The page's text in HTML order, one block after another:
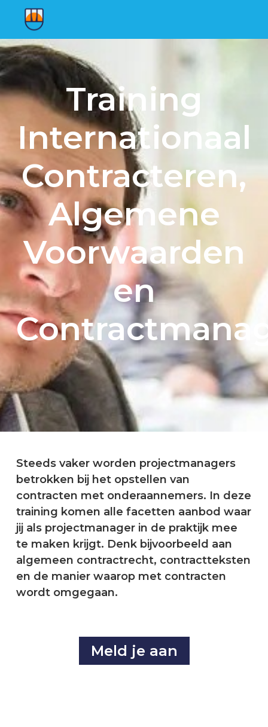
Training
Internationaal
Contracteren,
Algemene
Voorwaarden
en
Steeds vaker worden projectmanagers
betrokken bij het opstellen van
contracten met onderaannemers. In deze
training komen alle facetten aanbod waar
jij als projectmanager in de praktijk mee
te maken krijgt. Denk bijvoorbeeld aan
algemeen contractrecht, contractteksten
en de manier waarop met contracten
wordt omgegaan.
Meld je aan